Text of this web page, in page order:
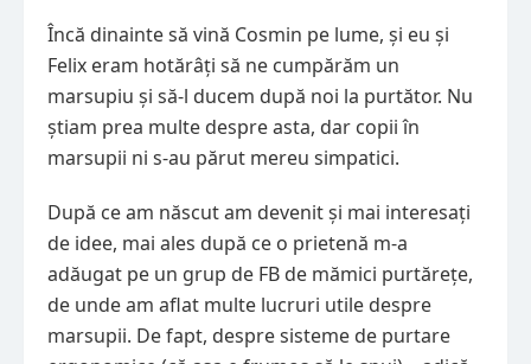
Încă dinainte să vină Cosmin pe lume, și eu și
Felix eram hotărâți să ne cumpărăm un
marsupiu și să-l ducem după noi la purtător. Nu
știam prea multe despre asta, dar copii în
marsupii ni s-au părut mereu simpatici.
După ce am născut am devenit și mai interesați
de idee, mai ales după ce o prietenă m-a
adăugat pe un grup de FB de mămici purtărețe,
de unde am aflat multe lucruri utile despre
marsupii. De fapt, despre sisteme de purtare